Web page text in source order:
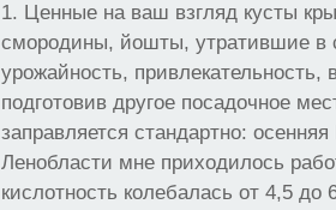
1. Ценные на ваш взгляд кусты
смородины, йошты, утратившие в
урожайность,
подготовив другое посадочное
заправляется стандартно:
Ленобласти мне приходилось
кислотность колебалась от 4,5